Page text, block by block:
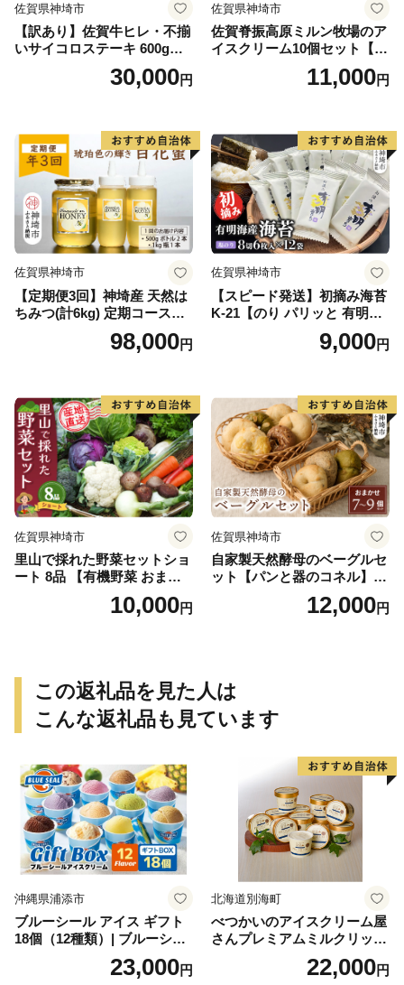
佐賀県神埼市
【訳あり】佐賀牛ヒレ・不揃
いサイコロステーキ 600g
【訳あり 牛肉 牛 佐賀牛 不揃
い ヒレ 切り落とし 600g】(H
30,000円
佐賀県神埼市
佐賀脊振高原ミルン牧場のア
イスクリーム10個セット【手
作り 濃厚 生乳 ミルク バニラ
抹茶 チョコ ストロベリー ラ
11,000円
佐賀県神埼市
【定期便3回】神埼産 天然は
ちみつ(計6kg) 定期コースH
【国産 神埼産 おすすめ 無添
加 贈り物 定期便】(H049133)
98,000円
佐賀県神埼市
【スピード発送】初摘み海苔
K-21【のり パリッと 有明海
産 旨味 塩味 味付 焼き 極上
絶品 無添加 ミネラル 天然
9,000円
佐賀県神埼市
里山で採れた野菜セットショ
ート 8品 【有機野菜 おまか
せ野菜セット イタリア野菜
西洋野菜】(H078101)10,000円
佐賀県神埼市
自家製天然酵母のベーグルセ
ット【パンと器のコネル】
【パンと器のコネル もっち
りベーグル 国産小麦 パン 自
12,000円
この返礼品を見た人は
こんな返礼品も見ています
沖縄県浦添市
ブルーシール アイス ギフト
18個（12種類）| ブルーシー
ルアイス ブルーシールアイ
スクリーム 着日指定可能 送
23,000円
北海道別海町
べつかいのアイスクリーム屋
さんプレミアムミルクリッチ
12個（AP-01）（ 北海道アイ
ス 北海道産アイス アイス ア
22,000円